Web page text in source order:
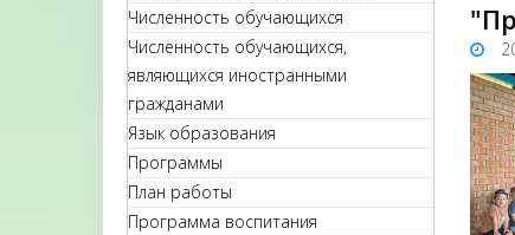
Численность обучающихся
Численность обучающихся,
являющихся иностранными
гражданами
Язык образования
Программы
План работы
Программа воспитания